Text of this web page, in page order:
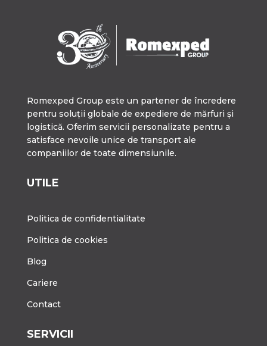
Romexped Group este un partener de încredere
pentru soluții globale de expediere de mărfuri și
logistică. Oferim servicii personalizate pentru a
satisface nevoile unice de transport ale
companiilor de toate dimensiunile.
UTILE
Politica de confidentialitate
Politica de cookies
Blog
Cariere
Contact
SERVICII